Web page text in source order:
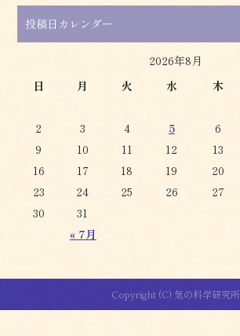
投稿日カレンダー
2026年8月
日
月 火 水 木
« 7月
2
3 4 5 6
9
10 11 12 13
16
17 18 19 20
23
24 25 26 27
30
31
Copyright (C) 気の科学研究所